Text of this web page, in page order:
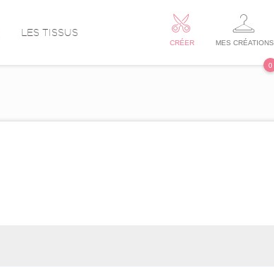
LES TISSUS
CRÉER MES CRÉATIONS
0